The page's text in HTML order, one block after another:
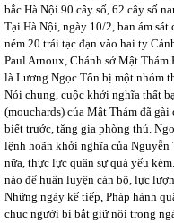
bắc Hà Nội 90 cây số, 62 cây số
Tại Hà Nội, ngày 10/2, ban ám
ném 20 trái tạc đạn vào hai ty
Paul Arnoux, Chánh sở Mật
là Lương Ngọc Tốn bị một nhóm
Nói chung, cuộc khởi nghĩa thất
(mouchards) của Mật Thám đã
biết trước, tăng gia phòng thủ.
lệnh hoãn khởi nghĩa của
nữa, thực lực quân sự quá yếu
nào để huấn luyện cán bộ, lực
Những ngày kế tiếp, Pháp hành
chục người bị bắt giữ nội trong